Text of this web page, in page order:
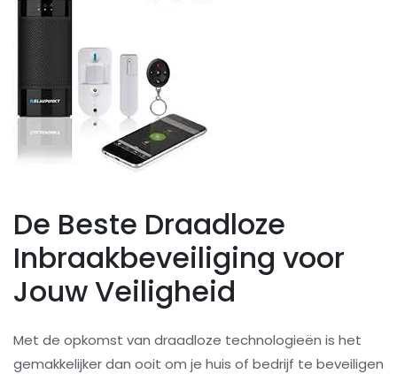
De Beste Draadloze
Inbraakbeveiliging voor
Jouw Veiligheid
Met de opkomst van draadloze technologieën is het
gemakkelijker dan ooit om je huis of bedrijf te beveiligen